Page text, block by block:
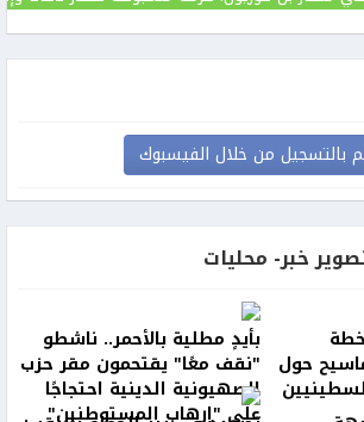
بالتسجيل من خلال الفيسبوك
خبر- محليات
حول
بأيدٍ مطلية بالأحمر.. ناشطو
"نقف معًا" يقتحمون مقر حزب
الصهيونية الدينية احتجاجًا
على "إرهاب المستوطنين"